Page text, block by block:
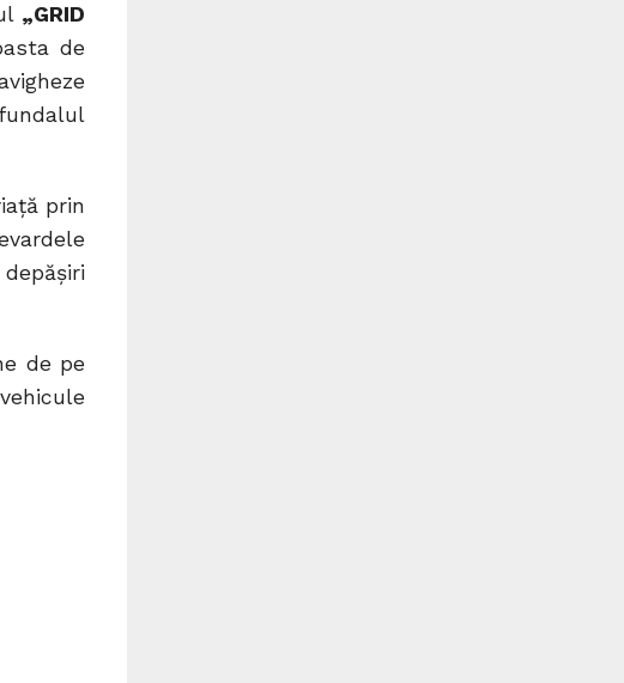
„GRID
de
prin
de pe